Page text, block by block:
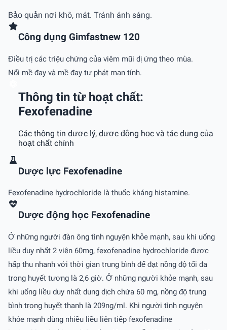
Bảo quản nơi khô, mát. Tránh ánh sáng.
Công dụng Gimfastnew 120
Điều trị các triệu chứng của viêm mũi dị ứng theo mùa.
Nổi mề đay và mề đay tự phát mạn tính.
Thông tin từ hoạt chất:
Fexofenadine
Các thông tin dược lý, dược động học và tác dụng của
hoạt chất chính
Dược lực Fexofenadine
Fexofenadine hydrochloride là thuốc kháng histamine.
Dược động học Fexofenadine
Ở những người đàn ông tình nguyện khỏe mạnh, sau khi uống
liều duy nhất 2 viên 60mg, fexofenadine hydrochloride được
hấp thu nhanh với thời gian trung bình để đạt nồng độ tối đa
trong huyết tương là 2,6 giờ. Ở những người khỏe mạnh, sau
khi uống liều duy nhất dung dịch chứa 60 mg, nồng độ trung
bình trong huyết thanh là 209ng/ml. Khi người tình nguyện
khỏe mạnh dùng nhiều liều liên tiếp fexofenadine